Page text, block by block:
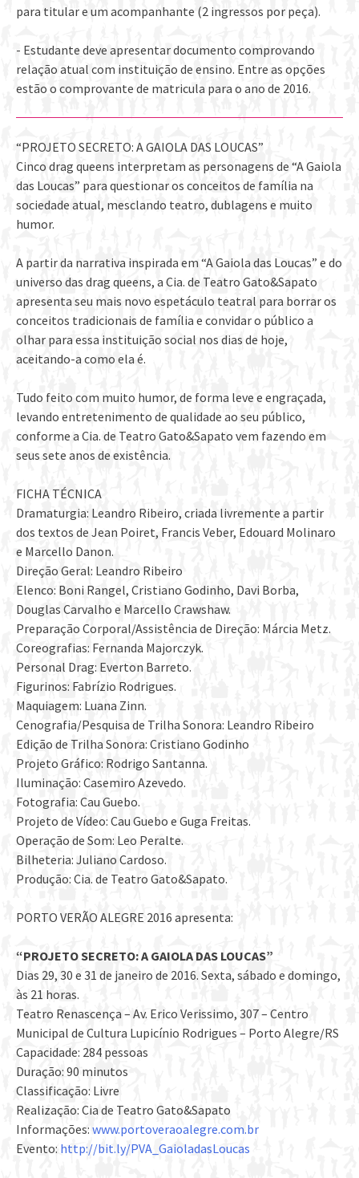
para titular e um acompanhante (2 ingressos por peça).
- Estudante deve apresentar documento comprovando
relação atual com instituição de ensino. Entre as opções
estão o comprovante de matricula para o ano de 2016.
“PROJETO SECRETO: A GAIOLA DAS LOUCAS”
Cinco drag queens interpretam as personagens de “A Gaiola
das Loucas” para questionar os conceitos de família na
sociedade atual, mesclando teatro, dublagens e muito
humor.
A partir da narrativa inspirada em “A Gaiola das Loucas” e do
universo das drag queens, a Cia. de Teatro Gato&Sapato
apresenta seu mais novo espetáculo teatral para borrar os
conceitos tradicionais de família e convidar o público a
olhar para essa instituição social nos dias de hoje,
aceitando-a como ela é.
Tudo feito com muito humor, de forma leve e engraçada,
levando entretenimento de qualidade ao seu público,
conforme a Cia. de Teatro Gato&Sapato vem fazendo em
seus sete anos de existência.
FICHA TÉCNICA
Dramaturgia: Leandro Ribeiro, criada livremente a partir
dos textos de Jean Poiret, Francis Veber, Edouard Molinaro
e Marcello Danon.
Direção Geral: Leandro Ribeiro
Elenco: Boni Rangel, Cristiano Godinho, Davi Borba,
Douglas Carvalho e Marcello Crawshaw.
Preparação Corporal/Assistência de Direção: Márcia Metz.
Coreografias: Fernanda Majorczyk.
Personal Drag: Everton Barreto.
Figurinos: Fabrízio Rodrigues.
Maquiagem: Luana Zinn.
Cenografia/Pesquisa de Trilha Sonora: Leandro Ribeiro
Edição de Trilha Sonora: Cristiano Godinho
Projeto Gráfico: Rodrigo Santanna.
Iluminação: Casemiro Azevedo.
Fotografia: Cau Guebo.
Projeto de Vídeo: Cau Guebo e Guga Freitas.
Operação de Som: Leo Peralte.
Bilheteria: Juliano Cardoso.
Produção: Cia. de Teatro Gato&Sapato.
PORTO VERÃO ALEGRE 2016 apresenta:
“PROJETO SECRETO: A GAIOLA DAS LOUCAS”
Dias 29, 30 e 31 de janeiro de 2016. Sexta, sábado e domingo,
às 21 horas.
Teatro Renascença – Av. Erico Verissimo, 307 – Centro
Municipal de Cultura Lupicínio Rodrigues – Porto Alegre/RS
Capacidade: 284 pessoas
Duração: 90 minutos
Classificação: Livre
Realização: Cia de Teatro Gato&Sapato
Informações: www.portoveraoalegre.com.br
Evento: http://bit.ly/PVA_GaioladasLoucas